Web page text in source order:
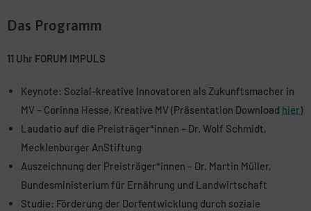
Das Programm
11 Uhr FORUM IMPULS
Keynote: Sozial-kreative Innovatoren als Zukunftsmacher in
MV – Corinna Hesse, Kreative MV (Präsentation Download hier)
Laudatio auf die Preisträger*innen – Dr. Wolf Schmidt,
Mecklenburger AnStiftung
Auszeichnung der Preisträger*innen – Dr. Martin Müller,
Bundesministerium für Ernährung und Landwirtschaft
Studie: Förderung der Dorfentwicklung durch soziale